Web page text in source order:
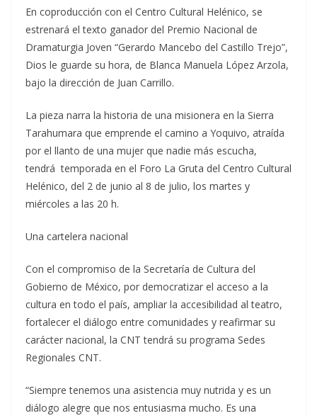
En coproducción con el Centro Cultural Helénico, se
estrenará el texto ganador del Premio Nacional de
Dramaturgia Joven “Gerardo Mancebo del Castillo Trejo”,
Dios le guarde su hora, de Blanca Manuela López Arzola,
bajo la dirección de Juan Carrillo.
La pieza narra la historia de una misionera en la Sierra
Tarahumara que emprende el camino a Yoquivo, atraída
por el llanto de una mujer que nadie más escucha,
tendrá temporada en el Foro La Gruta del Centro Cultural
Helénico, del 2 de junio al 8 de julio, los martes y
miércoles a las 20 h.
Una cartelera nacional
Con el compromiso de la Secretaría de Cultura del
Gobierno de México, por democratizar el acceso a la
cultura en todo el país, ampliar la accesibilidad al teatro,
fortalecer el diálogo entre comunidades y reafirmar su
carácter nacional, la CNT tendrá su programa Sedes
Regionales CNT.
“Siempre tenemos una asistencia muy nutrida y es un
diálogo alegre que nos entusiasma mucho. Es una